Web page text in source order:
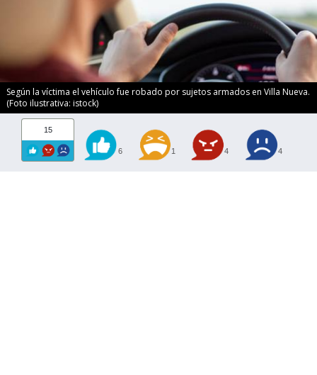
Según la víctima el vehículo fue robado por sujetos armados en Villa Nueva.
(Foto ilustrativa: istock)
15
6 1 4 4